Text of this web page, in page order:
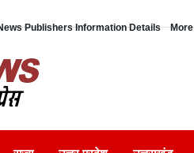
Publishers Information Details More